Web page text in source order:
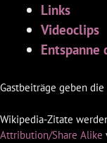
Links
Videoclips
Entspanne
Gastbeiträge geben
Wikipedia-Zitate
Attribution/Share Alike